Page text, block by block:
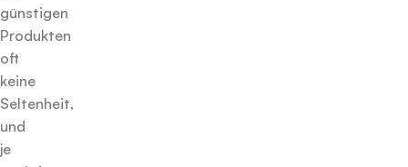
günstigen
Produkten
oft
keine
Seltenheit,
und
je